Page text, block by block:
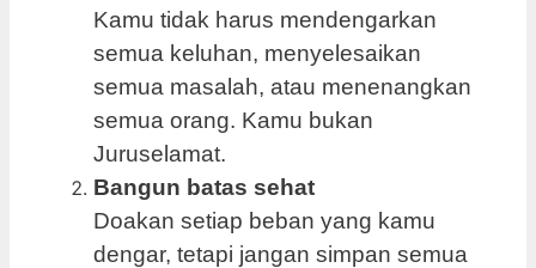
Kamu tidak harus mendengarkan
semua keluhan, menyelesaikan
semua masalah, atau menenangkan
semua orang. Kamu bukan
Juruselamat.
Bangun batas sehat
Doakan setiap beban yang kamu
dengar, tetapi jangan simpan semua